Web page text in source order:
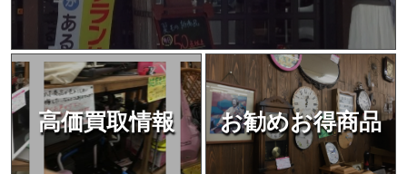
高価買取情報 お勧めお得商品